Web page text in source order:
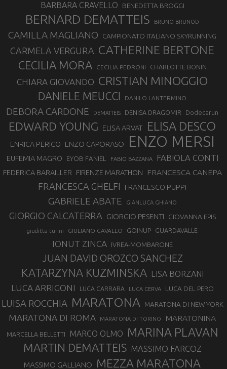
BARBARA CRAVELLO BENEDETTA BROGGI
BERNARD DEMATTEIS BRUNO BRUNOD
CAMILLA MAGLIANO CAMPIONATO ITALIANO SKYRUNNING
CARMELA VERGURA CATHERINE BERTONE
CECILIA MORA CECILIA PEDRONI CHARLOTTE BONIN
CHIARA GIOVANDO CRISTIAN MINOGGIO
DANIELE MEUCCI DANILO LANTERMINO
DEBORA CARDONE DEMATTEIS DENISA DRAGOMIR Dodecarun
EDWARD YOUNG ELISA ARVAT ELISA DESCO
ENRICA PERICO ENZO CAPORASO ENZO MERSI
EUFEMIA MAGRO EYOB FANIEL FABIO BAZZANA FABIOLA CONTI
FEDERICA BARAILLER FIRENZE MARATHON FRANCESCA CANEPA
FRANCESCA GHELFI FRANCESCO PUPPI
GABRIELE ABATE GIANLUCA GHIANO
GIORGIO CALCATERRA GIORGIO PESENTI GIOVANNA EPIS
giuditta turini GIULIANO CAVALLO GOINUP GUARDAVALLE
IONUT ZINCA IVREA-MOMBARONE
JUAN DAVID OROZCO SANCHEZ
KATARZYNA KUZMINSKA LISA BORZANI
LUCA ARRIGONI LUCA CARRARA LUCA CERVA LUCA DEL PERO
LUISA ROCCHIA MARATONA MARATONA DI NEW YORK
MARATONA DI ROMA MARATONA DI TORINO MARATONINA
MARCELLA BELLETTI MARCO OLMO MARINA PLAVAN
MARTIN DEMATTEIS MASSIMO FARCOZ
MASSIMO GALLIANO MEZZA MARATONA